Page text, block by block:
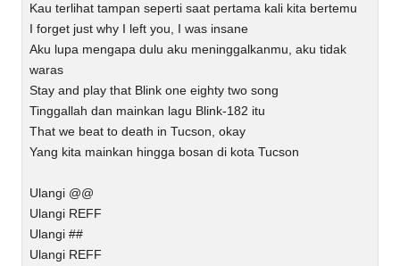
Kau terlihat tampan seperti saat pertama kali kita bertemu
I forget just why I left you, I was insane
Aku lupa mengapa dulu aku meninggalkanmu, aku tidak
waras
Stay and play that Blink one eighty two song
Tinggallah dan mainkan lagu Blink-182 itu
That we beat to death in Tucson, okay
Yang kita mainkan hingga bosan di kota Tucson
Ulangi @@
Ulangi REFF
Ulangi ##
Ulangi REFF